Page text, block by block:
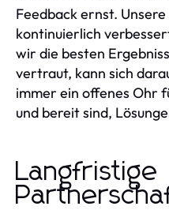
Feedback ernst.
kontinuierlich
wir die besten
vertraut, kann sich
immer ein offenes Ohr
und bereit sind,
Langfristige